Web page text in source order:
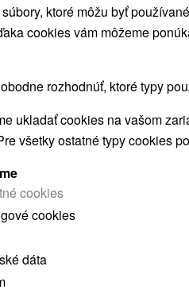
ktoré môžu byť
cookies vám môžeme
rozhodnúť, ktoré typy
ukladať cookies na vašom
všetky ostatné typy cookies
cookies
cookies
dáta